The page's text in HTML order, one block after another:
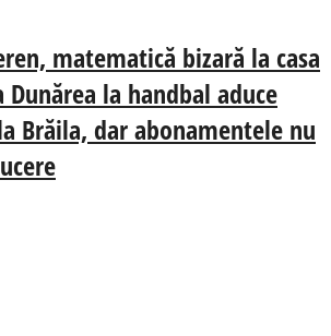
matematică bizară la casa
la handbal aduce
Brăila, dar abonamentele nu